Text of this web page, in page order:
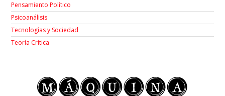
Pensamiento Político
Psicoanálisis
Tecnologías y Sociedad
Teoría Crítica